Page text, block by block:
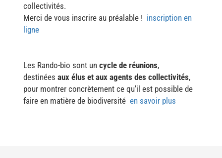
collectivités.
Merci de vous inscrire au préalable ! inscription en
ligne
Les Rando-bio sont un cycle de réunions,
destinées aux élus et aux agents des collectivités,
pour montrer concrètement ce qu'il est possible de
faire en matière de biodiversité en savoir plus